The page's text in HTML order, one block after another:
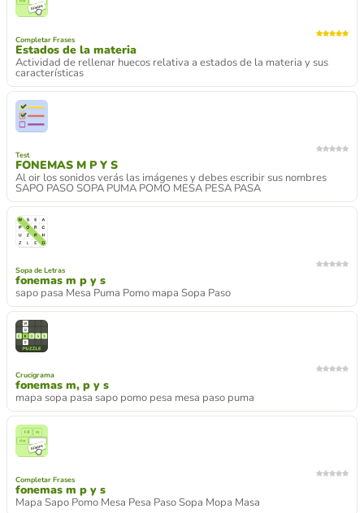
Completar Frases
Estados de la materia
Actividad de rellenar huecos relativa a estados de la materia y sus
características
Test
FONEMAS M P Y S
Al oir los sonidos verás las imágenes y debes escribir sus nombres
SAPO PASO SOPA PUMA POMO MESA PESA PASA
Sopa de Letras
fonemas m p y s
sapo pasa Mesa Puma Pomo mapa Sopa Paso
Crucigrama
fonemas m, p y s
mapa sopa pasa sapo pomo pesa mesa paso puma
Completar Frases
fonemas m p y s
Mapa Sapo Pomo Mesa Pesa Paso Sopa Mopa Masa